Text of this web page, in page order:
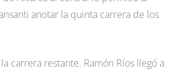
anotar la quinta carrera de los
carrera restante. Ramón Ríos llegó a